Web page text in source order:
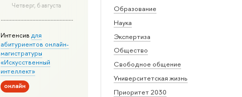
Образование
Наука
Экспертиза
Общество
Свободное общение
Университетская жизнь
Приоритет 2030
Четверг, 6 августа
Интенсив для
абитуриентов онлайн-
магистратуры
«Искусственный
интеллект»
онлайн